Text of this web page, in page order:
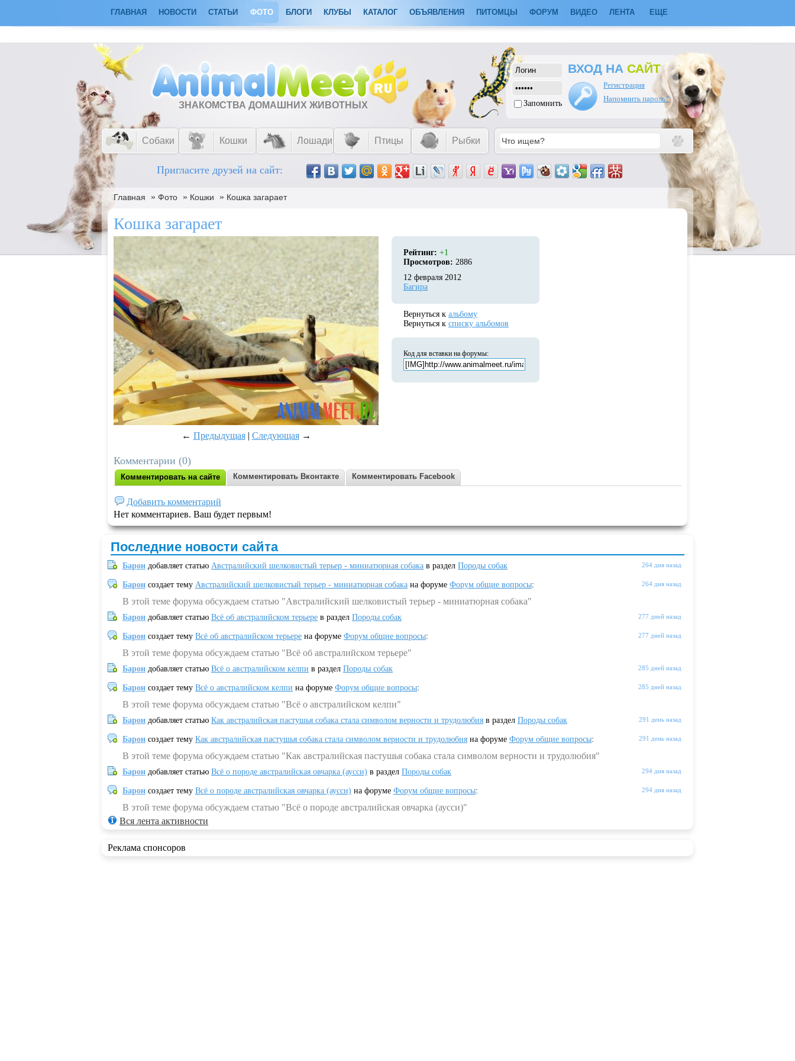
ГЛАВНАЯ НОВОСТИ СТАТЬИ ФОТО БЛОГИ КЛУБЫ КАТАЛОГ ОБЪЯВЛЕНИЯ ПИТОМЦЫ ФОРУМ ВИДЕО ЛЕНТА ЕЩЕ
ЗНАКОМСТВА ДОМАШНИХ ЖИВОТНЫХ Запомнить
ВХОД НА САЙТ
Регистрация
Напомнить пароль?
Собаки Кошки Лошади Птицы Рыбки
Пригласите друзей на сайт:
Главная » Фото » Кошки » Кошка загарает
Кошка загарает
← Предыдущая| Следующая→
Рейтинг: +1
Просмотров: 2886
12 февраля 2012
Багира
Вернуться к альбому
Вернуться к списку альбомов
Код для вставки на форумы:
Комментарии (0)
Комментировать на сайте Комментировать Вконтакте Комментировать Facebook
Добавить комментарий
Нет комментариев. Ваш будет первым!
Последние новости сайта
264 дня назад
Барон добавляет статью Австралийский шелковистый терьер - миниатюрная собака в раздел Породы собак
264 дня назад
Барон создает тему Австралийский шелковистый терьер - миниатюрная собака на форуме Форум общие вопросы:
В этой теме форума обсуждаем статью "Австралийский шелковистый терьер - миниатюрная собака"
277 дней назад
Барон добавляет статью Всё об австралийском терьере в раздел Породы собак
277 дней назад
Барон создает тему Всё об австралийском терьере на форуме Форум общие вопросы:
В этой теме форума обсуждаем статью "Всё об австралийском терьере"
285 дней назад
Барон добавляет статью Всё о австралийском келпи в раздел Породы собак
285 дней назад
Барон создает тему Всё о австралийском келпи на форуме Форум общие вопросы:
В этой теме форума обсуждаем статью "Всё о австралийском келпи"
291 день назад
Барон добавляет статью Как австралийская пастушья собака стала символом верности и трудолюбия в раздел Породы собак
291 день назад
Барон создает тему Как австралийская пастушья собака стала символом верности и трудолюбия на форуме Форум общие вопросы:
В этой теме форума обсуждаем статью "Как австралийская пастушья собака стала символом верности и трудолюбия"
294 дня назад
Барон добавляет статью Всё о породе австралийская овчарка (аусси) в раздел Породы собак
294 дня назад
Барон создает тему Всё о породе австралийская овчарка (аусси) на форуме Форум общие вопросы:
В этой теме форума обсуждаем статью "Всё о породе австралийская овчарка (аусси)"
Вся лента активности
Реклама спонсоров